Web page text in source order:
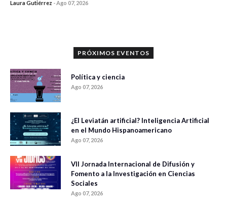
Laura Gutiérrez -Ago 07, 2026
PRÓXIMOS EVENTOS
Política y ciencia
Ago 07, 2026
¿El Leviatán artificial? Inteligencia Artificial
en el Mundo Hispanoamericano
Ago 07, 2026
VII Jornada Internacional de Difusión y
Fomento a la Investigación en Ciencias
Sociales
Ago 07, 2026